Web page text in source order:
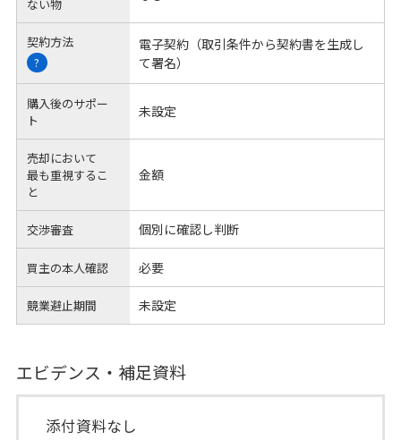
ない物
契約方法
?
電子契約（取引条件から契約書を生成し
て署名）
購入後のサポー
ト
未設定
売却において
最も重視するこ
と
金額
交渉審査 個別に確認し判断
買主の本人確認 必要
競業避止期間 未設定
エビデンス・補足資料
添付資料なし